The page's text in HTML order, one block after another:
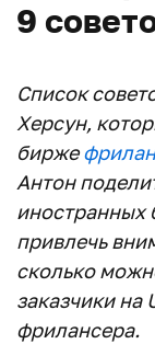
9
Список
Херсун,
бирже
Антон
иностранных
привлечь
сколько
заказчики
фрилансера.